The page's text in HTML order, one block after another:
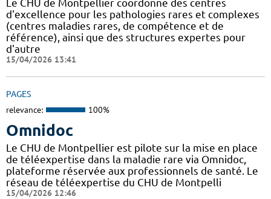
Le CHU de Montpellier coordonne des centres
d'excellence pour les pathologies rares et complexes
(centres maladies rares, de compétence et de
référence), ainsi que des structures expertes pour
d'autre
15/04/2026 13:41
PAGES
relevance: 100%
Omnidoc
Le CHU de Montpellier est pilote sur la mise en place
de téléexpertise dans la maladie rare via Omnidoc,
plateforme réservée aux professionnels de santé. Le
réseau de téléexpertise du CHU de Montpelli
15/04/2026 12:46